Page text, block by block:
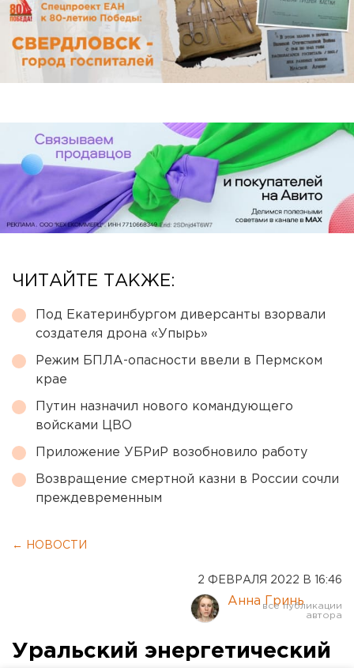
ЧИТАЙТЕ ТАКЖЕ:
Под Екатеринбургом диверсанты взорвали
создателя дрона «Упырь»
Режим БПЛА-опасности ввели в Пермском
крае
Путин назначил нового командующего
войсками ЦВО
Приложение УБРиР возобновило работу
Возвращение смертной казни в России сочли
преждевременным
← НОВОСТИ
2 ФЕВРАЛЯ 2022 В 16:46
Анна Гринь
Уральский энергетический